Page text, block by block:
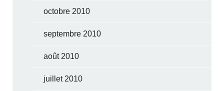
octobre 2010
septembre 2010
août 2010
juillet 2010